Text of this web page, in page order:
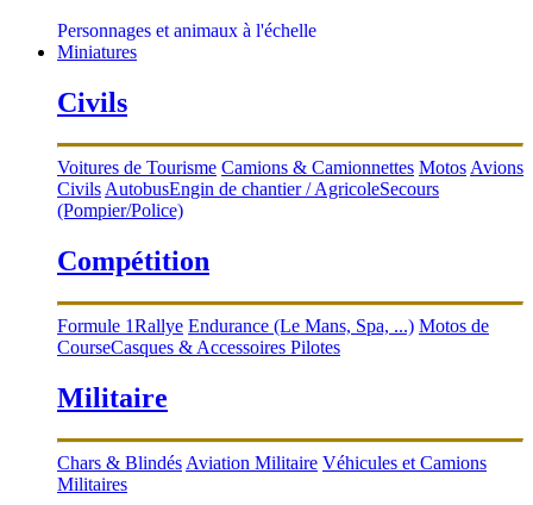
Personnages et animaux à l'échelle
Miniatures
Civils
Voitures de Tourisme Camions & Camionnettes Motos Avions
Civils AutobusEngin de chantier / AgricoleSecours
(Pompier/Police)
Compétition
Formule 1Rallye Endurance (Le Mans, Spa, ...) Motos de
CourseCasques & Accessoires Pilotes
Militaire
Chars & Blindés Aviation Militaire Véhicules et Camions
Militaires